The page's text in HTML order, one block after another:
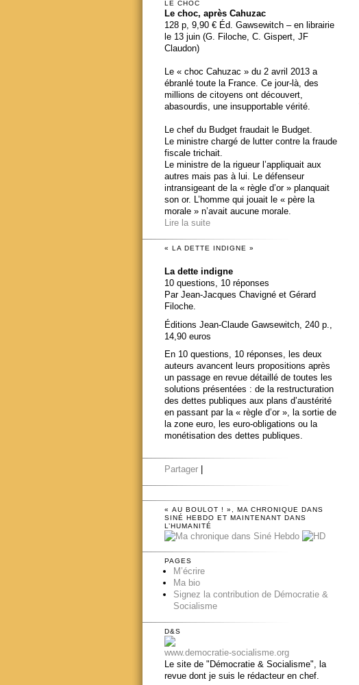
LE CHOC
Le choc, après Cahuzac
128 p, 9,90 € Éd. Gawsewitch – en librairie
le 13 juin (G. Filoche, C. Gispert, JF
Claudon)
Le « choc Cahuzac » du 2 avril 2013 a
ébranlé toute la France. Ce jour-là, des
millions de citoyens ont découvert,
abasourdis, une insupportable vérité.
Le chef du Budget fraudait le Budget.
Le ministre chargé de lutter contre la fraude
fiscale trichait.
Le ministre de la rigueur l’appliquait aux
autres mais pas à lui. Le défenseur
intransigeant de la « règle d’or » planquait
son or. L’homme qui jouait le « père la
morale » n’avait aucune morale.
Lire la suite
« LA DETTE INDIGNE »
La dette indigne
10 questions, 10 réponses
Par Jean-Jacques Chavigné et Gérard
Filoche.
Éditions Jean-Claude Gawsewitch, 240 p.,
14,90 euros
En 10 questions, 10 réponses, les deux
auteurs avancent leurs propositions après
un passage en revue détaillé de toutes les
solutions présentées : de la restructuration
des dettes publiques aux plans d’austérité
en passant par la « règle d’or », la sortie de
la zone euro, les euro-obligations ou la
monétisation des dettes publiques.
Partager
« AU BOULOT ! », MA CHRONIQUE DANS
SINÉ HEBDO ET MAINTENANT DANS
L’HUMANITÉ
PAGES
M’écrire
Ma bio
Signez la contribution de Démocratie &
Socialisme
D&S
www.democratie-socialisme.org
Le site de "Démocratie & Socialisme", la
revue dont je suis le rédacteur en chef.